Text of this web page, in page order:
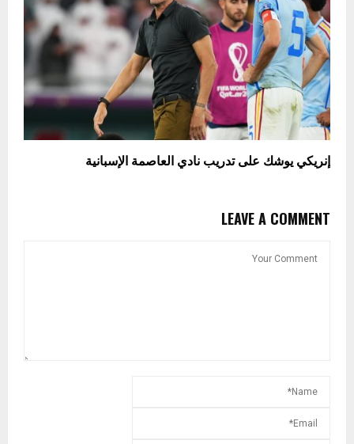
إنريكي يوشك على تدريب نادي العاصمة الإسبانية
LEAVE A COMMENT